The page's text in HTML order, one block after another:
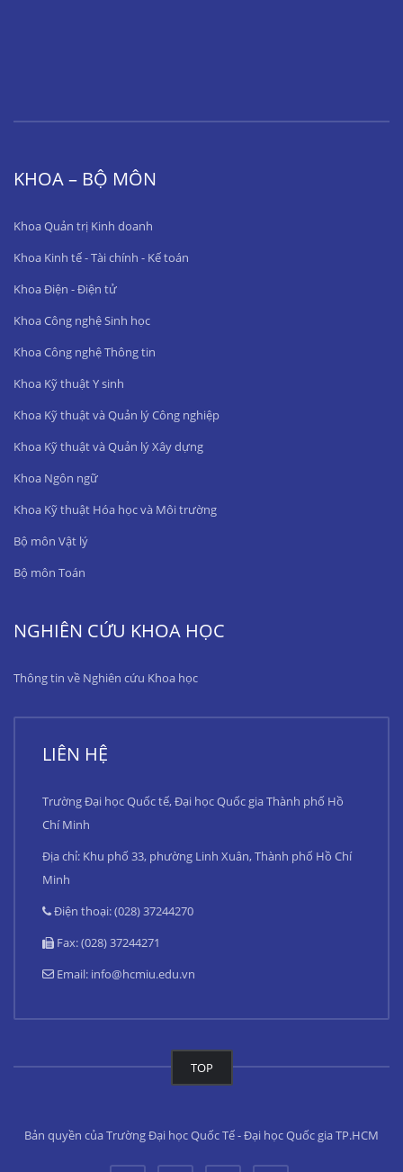
KHOA – BỘ MÔN
Khoa Quản trị Kinh doanh
Khoa Kinh tế - Tài chính - Kế toán
Khoa Điện - Điện tử
Khoa Công nghệ Sinh học
Khoa Công nghệ Thông tin
Khoa Kỹ thuật Y sinh
Khoa Kỹ thuật và Quản lý Công nghiệp
Khoa Kỹ thuật và Quản lý Xây dựng
Khoa Ngôn ngữ
Khoa Kỹ thuật Hóa học và Môi trường
Bộ môn Vật lý
Bộ môn Toán
NGHIÊN CỨU KHOA HỌC
Thông tin về Nghiên cứu Khoa học
LIÊN HỆ
Trường Đại học Quốc tế, Đại học Quốc gia Thành phố Hồ
Chí Minh
Địa chỉ: Khu phố 33, phường Linh Xuân, Thành phố Hồ Chí
Minh
Điện thoại: (028) 37244270
Fax: (028) 37244271
Email: info@hcmiu.edu.vn
TOP
Bản quyền của Trường Đại học Quốc Tế - Đại học Quốc gia TP.HCM